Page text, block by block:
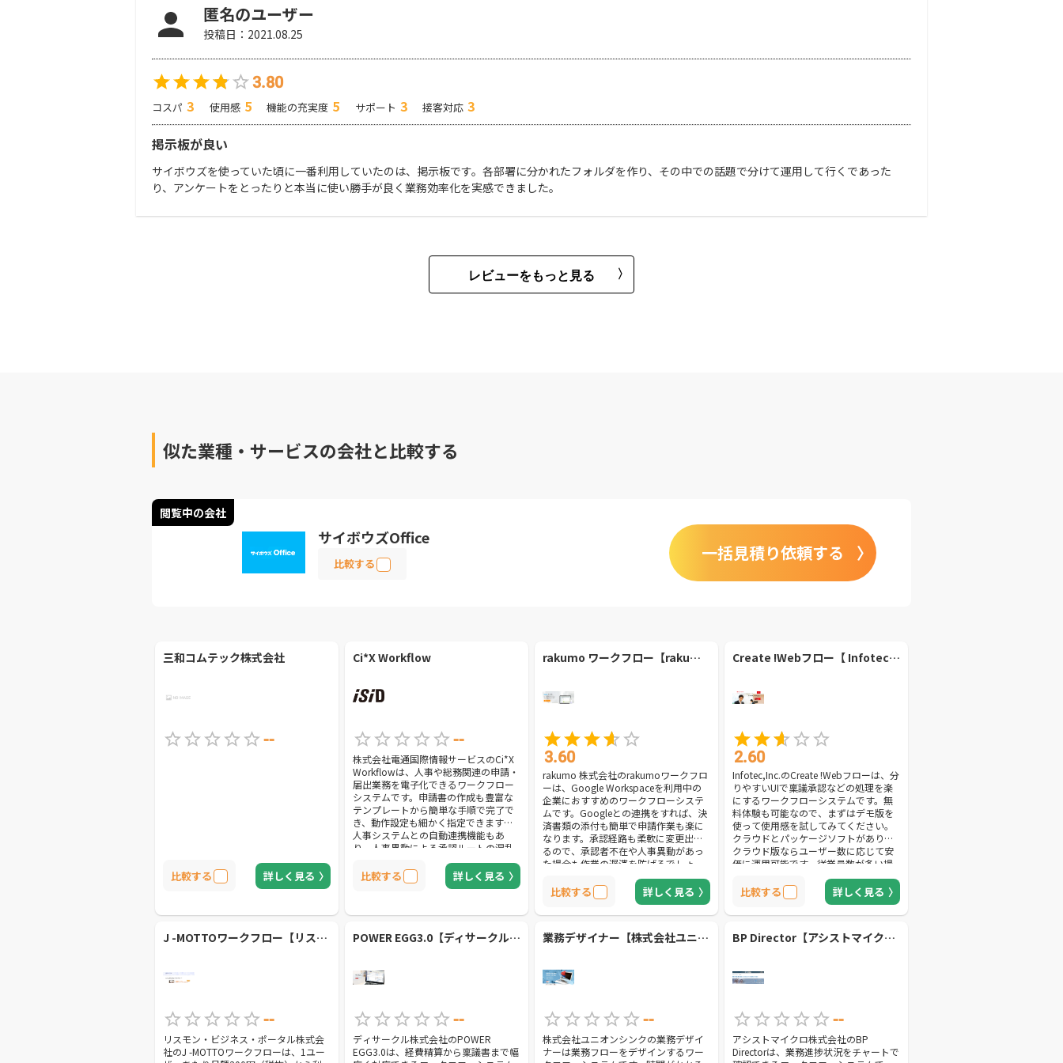
匿名のユーザー
投稿日： 2021.08.25
3.80
コスパ 3 使用感 5 機能の充実度 5 サポート 3 接客対応 3
掲示板が良い
サイボウズを使っていた頃に一番利用していたのは、掲示板です。各部署に分かれたフォルダを作り、その中での話題で分けて運用して行くであった
り、アンケートをとったりと本当に使い勝手が良く業務効率化を実感できました。
レビューをもっと見る
似た業種・サービスの会社と比較する
閲覧中の会社
サイボウズOffice
比較する 一括見積り依頼する
三和コムテック株式会社
--
比較する 詳しく見る
Ci*X Workflow
--
株式会社電通国際情報サービスのCi*X
Workflowは、人事や総務関連の申請・
届出業務を電子化できるワークフロー
システムです。申請書の作成も豊富な
テンプレートから簡単な手順で完了で
き、動作設定も細かく指定できます。
人事システムとの自動連携機能もあ
り、人事異動による承認ルートの混乱
比較する 詳しく見る
rakumo ワークフロー【rakumo 株式会社】
3.60
rakumo 株式会社のrakumoワークフロ
ーは、Google Workspaceを利用中の
企業におすすめのワークフローシステ
ムです。Googleとの連携をすれば、決
済書類の添付も簡単で申請作業も楽に
なります。承認経路も柔軟に変更出来
るので、承認者不在や人事異動があっ
た場合も作業の遅滞を防げるでしょ
比較する 詳しく見る
Create !Webフロー【 Infotec,Inc.】
2.60
Infotec,Inc.のCreate !Webフローは、分
りやすいUIで稟議承認などの処理を楽
にするワークフローシステムです。無
料体験も可能なので、まずはデモ版を
使って使用感を試してみてください。
クラウドとパッケージソフトがあり、
クラウド版ならユーザー数に応じて安
価に運用可能です。従業員数が多い場
合はライセンス購入の方が得になる可
能性があるので、無料版申し込みの際
に一度担当者に見積もりを出してもら
ってください。
比較する 詳しく見る
J -MOTTOワークフロー【リスモン・ビジネス・ポータル株式会社】
--
リスモン・ビジネス・ポータル株式会
社のJ -MOTTOワークフローは、1ユー
POWER EGG3.0【ディサークル株式会社】
--
ディサークル株式会社のPOWER
EGG3.0は、経費精算から稟議書まで幅
業務デザイナー【株式会社ユニオンシンク】
--
株式会社ユニオンシンクの業務デザイ
ナーは業務フローをデザインするワー
BP Director【アシストマイクロ株式会社】
--
アシストマイクロ株式会社のBP
Directorは、業務進捗状況をチャートで